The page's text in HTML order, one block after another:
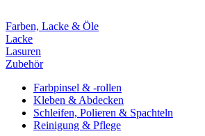
Farben, Lacke & Öle
Lacke
Lasuren
Zubehör
Farbpinsel & -rollen
Kleben & Abdecken
Schleifen, Polieren & Spachteln
Reinigung & Pflege